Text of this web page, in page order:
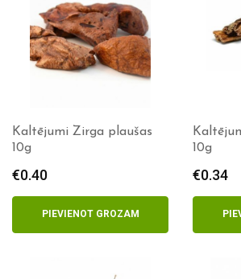
Kaltējumi Zirga plaušas
10g
€0.40
PIEVIENOT GROZAM
10g
€0.34